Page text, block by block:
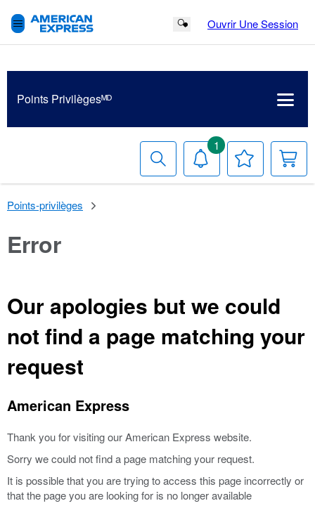
Search ButtonOuvrir Une Session
Points Privilègesᴹᴰ
RechercheAvis
1
Votre
de
Points-privilèges
Error
Our apologies but we could
not find a page matching your
request
American Express
Thank you for visiting our American Express website.
Sorry we could not find a page matching your request.
It is possible that you are trying to access this page incorrectly or
that the page you are looking for is no longer available